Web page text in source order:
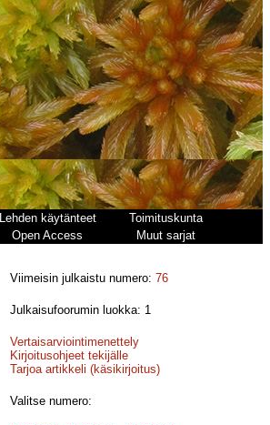
Lehden käytänteet
Toimituskunta
Open Access Muut sarjat
Viimeisin julkaistu numero:76
Julkaisufoorumin luokka: 1
Vertaisarviointimenettely
Kirjoitusohjeet tekijälle
Tarjoa artikkeli (käsikirjoitus)
Valitse numero: